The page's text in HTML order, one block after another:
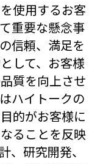
使用するお客
重要な懸念事
信頼、満足を
して、お客様
質を向上させ
ハイトークの
的がお客様に
ることを反映
、研究開発、